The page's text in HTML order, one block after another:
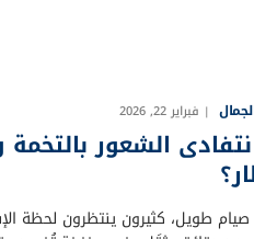
فبراير 22, 2026
الشعور بالتخمة
طويل، كثيرون ينتظرون لحظة